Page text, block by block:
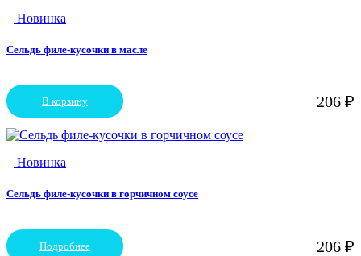
Новинка
Сельдь филе-кусочки в масле
206 ₽
В корзину
Новинка
Сельдь филе-кусочки в горчичном соусе
206 ₽
Подробнее